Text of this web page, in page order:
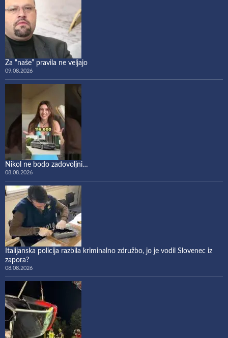
Za “naše” pravila ne veljajo
09.08.2026
Nikol ne bodo zadovoljni…
08.08.2026
Italijanska policija razbila kriminalno združbo, jo je vodil Slovenec iz
zapora?
08.08.2026